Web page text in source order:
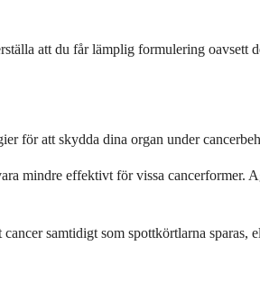
att du får lämplig formulering oavsett
för att skydda dina organ under
mindre effektivt för vissa cancerformer.
samtidigt som spottkörtlarna sparas,